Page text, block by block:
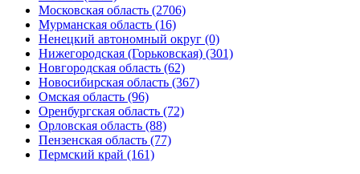
Московская область (2706)
Мурманская область (16)
Ненецкий автономный округ (0)
Нижегородская (Горьковская) (301)
Новгородская область (62)
Новосибирская область (367)
Омская область (96)
Оренбургская область (72)
Орловская область (88)
Пензенская область (77)
Пермский край (161)